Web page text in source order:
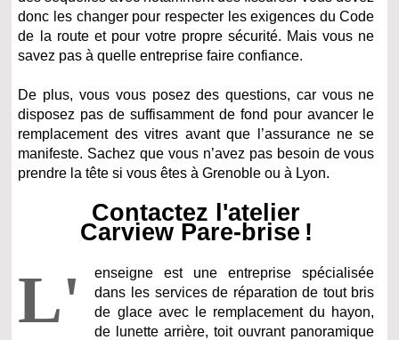
donc les changer pour respecter les exigences du Code
de la route et pour votre propre sécurité. Mais vous ne
savez pas à quelle entreprise faire confiance.
De plus, vous vous posez des questions, car vous ne
disposez pas de suffisamment de fond pour avancer le
remplacement des vitres avant que l’assurance ne se
manifeste. Sachez que vous n’avez pas besoin de vous
prendre la tête si vous êtes à Grenoble ou à Lyon.
Contactez l'atelier
Carview Pare-brise !
L'
enseigne est une entreprise spécialisée
dans les services de réparation de tout bris
de glace avec le remplacement du hayon,
de lunette arrière, toit ouvrant panoramique